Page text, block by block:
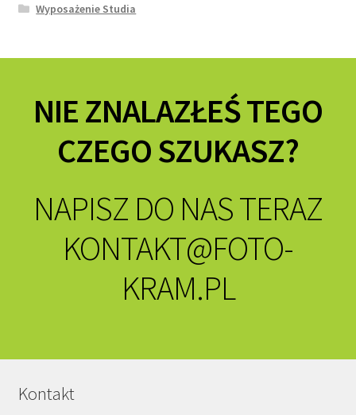
Wyposażenie Studia
NIE ZNALAZŁEŚ TEGO
CZEGO SZUKASZ?
NAPISZ DO NAS TERAZ
KONTAKT@FOTO-
KRAM.PL
Kontakt